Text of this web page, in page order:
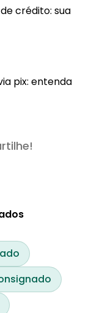
crédito: sua
pix: entenda